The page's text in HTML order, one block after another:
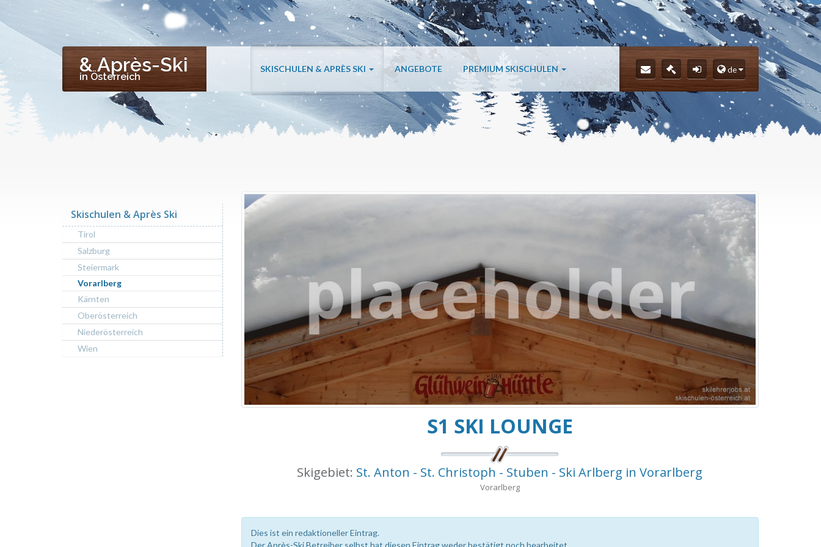
& Après-Ski
in Österreich
SKISCHULEN & APRÈS SKI ANGEBOTE PREMIUM SKISCHULEN de
S1 SKI LOUNGE
Skigebiet: St. Anton - St. Christoph - Stuben - Ski Arlberg in Vorarlberg
Vorarlberg
Dies ist ein redaktioneller Eintrag.
Skischulen & Après Ski
Tirol
Salzburg
Steiermark
Vorarlberg
Kärnten
Oberösterreich
Niederösterreich
Wien